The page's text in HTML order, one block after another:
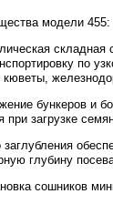
модели 455:
складная
по
бункеров и
при загрузке
заглубления
глубину
сошников